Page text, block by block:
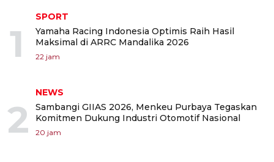
1
SPORT
Yamaha Racing Indonesia Optimis Raih Hasil
Maksimal di ARRC Mandalika 2026
22 jam
2
NEWS
Sambangi GIIAS 2026, Menkeu Purbaya Tegaskan
Komitmen Dukung Industri Otomotif Nasional
20 jam